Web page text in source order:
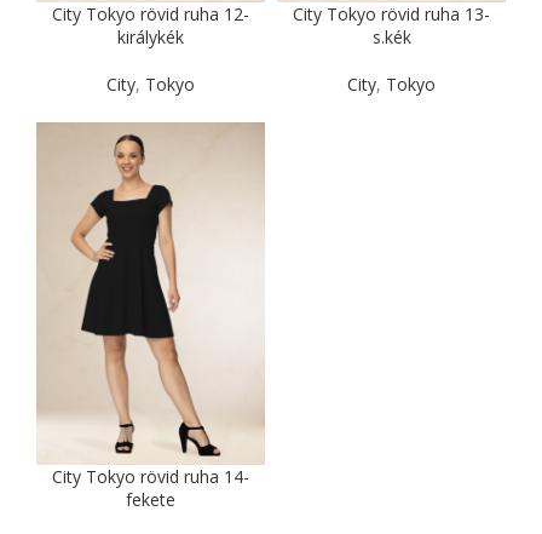
City Tokyo rövid ruha 12-
királykék
City, Tokyo
City Tokyo rövid ruha 13-
s.kék
City, Tokyo
City Tokyo rövid ruha 14-
fekete